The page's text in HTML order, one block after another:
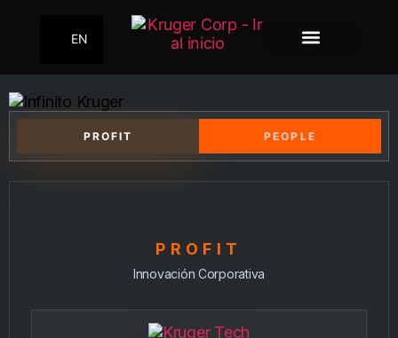
EN
PROFIT PEOPLE
PROFIT
Innovación Corporativa